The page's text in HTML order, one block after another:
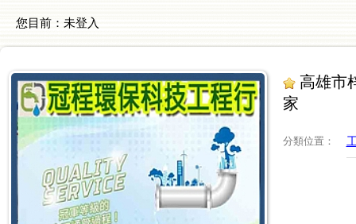
您目前： 未登入
高雄市
家
分類位置 ：